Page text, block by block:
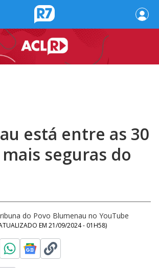
está entre as 30
seguras do
do Povo Blumenau no YouTube
EM 21/09/2024 - 01H58)